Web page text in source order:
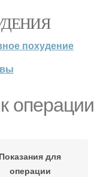
похудение
операции
Показания для
операции